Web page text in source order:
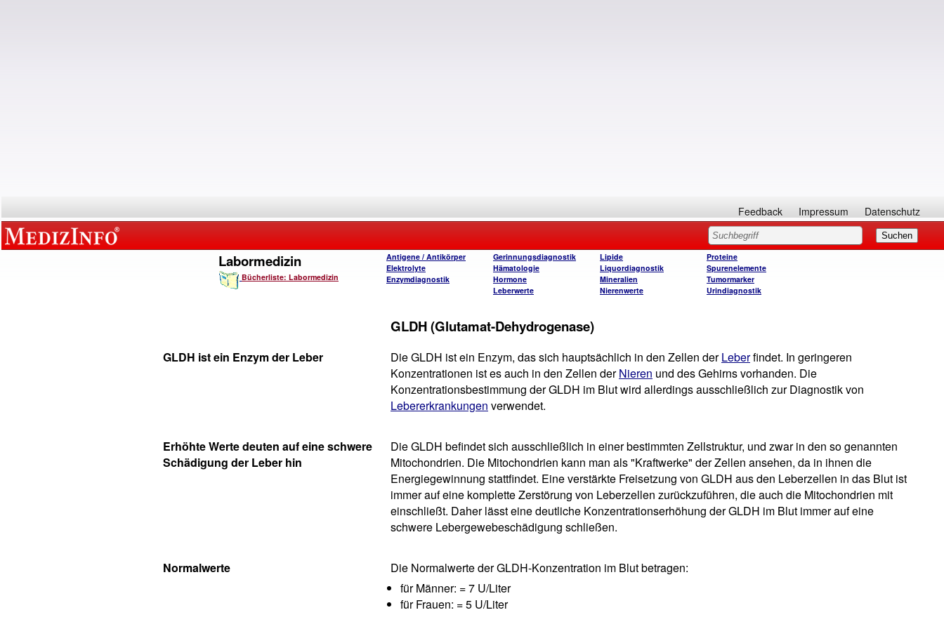
Feedback Impressum Datenschutz
Labormedizin
Bücherliste: Labormedizin
Antigene / Antikörper
Elektrolyte
Enzymdiagnostik
Gerinnungsdiagnostik
Hämatologie
Hormone
Leberwerte
Lipide
Liquordiagnostik
Mineralien
Nierenwerte
Proteine
Spurenelemente
Tumormarker
Urindiagnostik
GLDH (Glutamat-Dehydrogenase)
GLDH ist ein Enzym der Leber Die GLDH ist ein Enzym, das sich hauptsächlich in den Zellen derLeberfindet. In geringeren
Konzentrationen ist es auch in den Zellen derNieren und des Gehirns vorhanden. Die
Konzentrationsbestimmung der GLDH im Blut wird allerdings ausschließlich zur Diagnostik von
Lebererkrankungen verwendet.
Erhöhte Werte deuten auf eine schwere
Schädigung der Leber hin
Die GLDH befindet sich ausschließlich in einer bestimmten Zellstruktur, und zwar in den so genannten
Mitochondrien. Die Mitochondrien kann man als "Kraftwerke" der Zellen ansehen, da in ihnen die
Energiegewinnung stattfindet. Eine verstärkte Freisetzung von GLDH aus den Leberzellen in das Blut ist
immer auf eine komplette Zerstörung von Leberzellen zurückzuführen, die auch die Mitochondrien mit
einschließt. Daher lässt eine deutliche Konzentrationserhöhung der GLDH im Blut immer auf eine
schwere Lebergewebeschädigung schließen.
Normalwerte
Die Normalwerte der GLDH-Konzentration im Blut betragen:
für Männer: = 7 U/Liter
für Frauen: = 5 U/Liter